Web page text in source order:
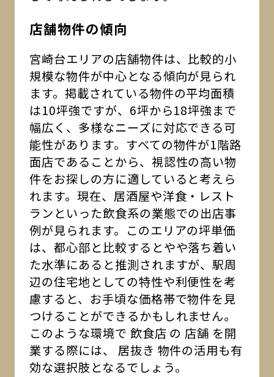
店舗物件の傾向
宮崎台エリアの店舗物件は、比較的小
規模な物件が中心となる傾向が見られ
ます。掲載されている物件の平均面積
は10坪強ですが、6坪から18坪強まで
幅広く、多様なニーズに対応できる可
能性があります。すべての物件が1階路
面店であることから、視認性の高い物
件をお探しの方に適していると考えら
れます。現在、居酒屋や洋食・レスト
ランといった飲食系の業態での出店事
例が見られます。このエリアの坪単価
は、都心部と比較するとやや落ち着い
た水準にあると推測されますが、駅周
辺の住宅地としての特性や利便性を考
慮すると、お手頃な価格帯で物件を見
つけることができるかもしれません。
このような環境で 飲食店 の 店舗 を開
業する際には、 居抜き 物件の活用も有
効な選択肢となるでしょう。